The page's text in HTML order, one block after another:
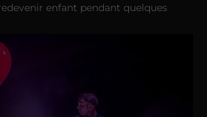
enfant pendant quelques